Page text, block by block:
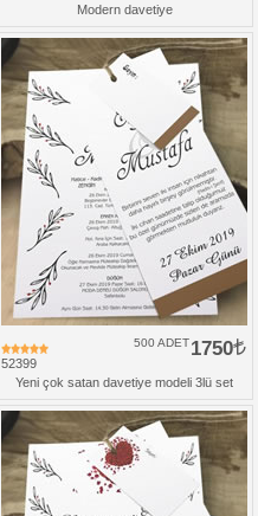
Modern davetiye
52399
1750
500 ADET
Yeni çok satan davetiye modeli 3lü set